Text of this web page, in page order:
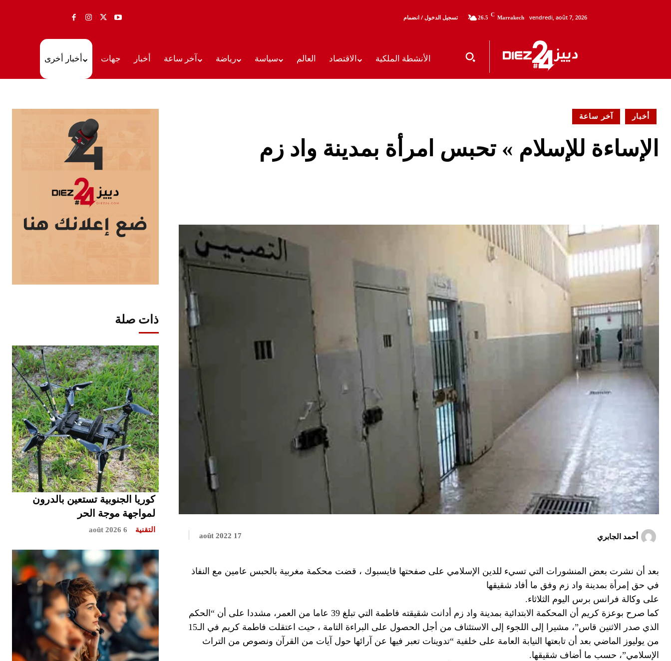
تسجيل الدخول / انضمام 26.5 C Marrakech vendredi, août 7, 2026
أخبار أخرى جهات أخبار آخر ساعة رياضة سياسة العالم الاقتصاد الأنشطة الملكية
ذات صلة
كوريا الجنوبية تستعين بالدرون
لمواجهة موجة الحر
التقنية 6 août 2026
آخر ساعة أخبار
الإساءة للإسلام » تحبس امرأة بمدينة واد زم
17 août 2022 أحمد الجابري
بعد أن نشرت بعض المنشورات التي تسيء للدين الإسلامي على صفحتها فايسبوك ، قضت محكمة مغربية بالحبس عامين مع النفاذ
في حق إمرأة بمدينة واد زم وفق ما أفاد شقيقها
على وكالة فرانس برس اليوم الثلاثاء.
كما صرح بوعزة كريم أن المحكمة الابتدائية بمدينة واد زم أدانت شقيقته فاطمة التي تبلغ 39 عاما من العمر، مشددا على أن “الحكم
الذي صدر الاثنين قاس”، مشيرا إلى اللجوء إلى الاستئناف من أجل الحصول على البراءة التامة ، حيت اعتقلت فاطمة كريم في الـ15
من يوليوز الماضي بعد أن تابعتها النيابة العامة على خلفية “تدوينات تعبر فيها عن آرائها حول آيات من القرآن ونصوص من التراث
الإسلامي”، حسب ما أضاف شقيقها.